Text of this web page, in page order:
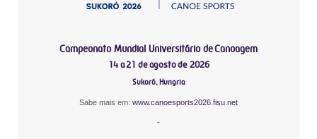
Campeonato Mundial Universitário de Canoagem
14 a 21 de agosto de 2026
Sukoró, Hungria
Sabe mais em: www.canoesports2026.fisu.net
-